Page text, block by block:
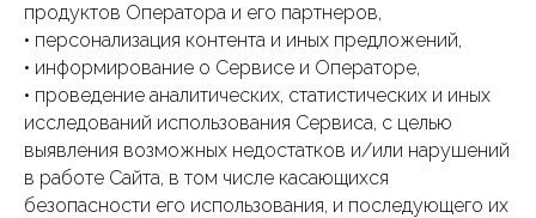
продуктов Оператора и его партнеров,
• персонализация контента и иных предложений,
• информирование о Сервисе и Операторе,
• проведение аналитических, статистических и иных
исследований использования Сервиса, с целью
выявления возможных недостатков и/или нарушений
в работе Сайта, в том числе касающихся
безопасности его использования, и последующего их